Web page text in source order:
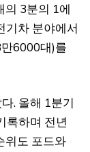
의 3분의 1에
기차 분야에서
6000대)를
. 올해 1분기
록하며 전년
위도 포드와